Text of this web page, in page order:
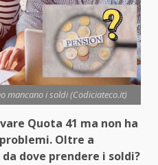
mancano i soldi (Codiciateco.it)
Quota 41 ma non ha
Oltre a
dove prendere i soldi?